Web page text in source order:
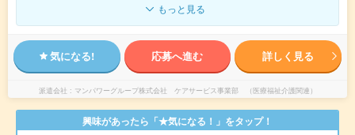
もっと見る
気になる! 応募へ進む 詳しく見る
派遣会社 マンパワーグループ株式会社 ケアサービス事業部 （医療福祉介護関連）
興味があったら「★気になる！」をタップ！